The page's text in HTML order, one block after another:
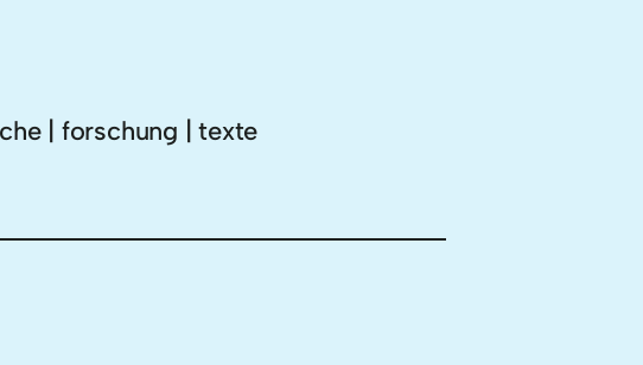
| forschung | texte